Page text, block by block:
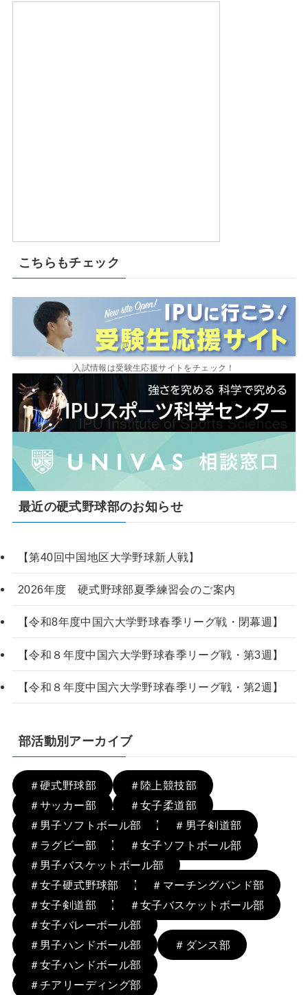
こちらもチェック
入試情報は受験生応援サイトをチェック！
最近の硬式野球部のお知らせ
【第40回中国地区大学野球新人戦】
2026年度 硬式野球部夏季練習会のご案内
【令和8年度中国六大学野球春季リーグ戦・閉幕週】
【令和８年度中国六大学野球春季リーグ戦・第3週】
【令和８年度中国六大学野球春季リーグ戦・第2週】
部活動別アーカイブ
＃硬式野球部
＃陸上競技部
＃サッカー部
＃女子柔道部
＃男子ソフトボール部
＃男子剣道部
＃ラグビー部
＃女子ソフトボール部
＃男子バスケットボール部
＃女子硬式野球部
＃マーチングバンド部
＃女子剣道部
＃女子バスケットボール部
＃女子バレーボール部
＃男子ハンドボール部
＃ダンス部
＃女子ハンドボール部
＃チアリーディング部